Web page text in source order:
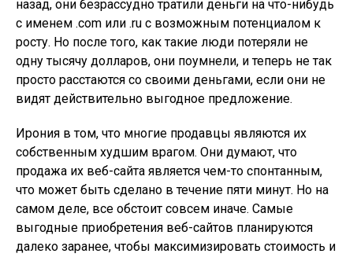
назад, они безрассудно тратили деньги на что-нибудь
с именем .com или .ru с возможным потенциалом к
росту. Но после того, как такие люди потеряли не
одну тысячу долларов, они поумнели, и теперь не так
просто расстаются со своими деньгами, если они не
видят действительно выгодное предложение.
Ирония в том, что многие продавцы являются их
собственным худшим врагом. Они думают, что
продажа их веб-сайта является чем-то спонтанным,
что может быть сделано в течение пяти минут. Но на
самом деле, все обстоит совсем иначе. Самые
выгодные приобретения веб-сайтов планируются
далеко заранее, чтобы максимизировать стоимость и